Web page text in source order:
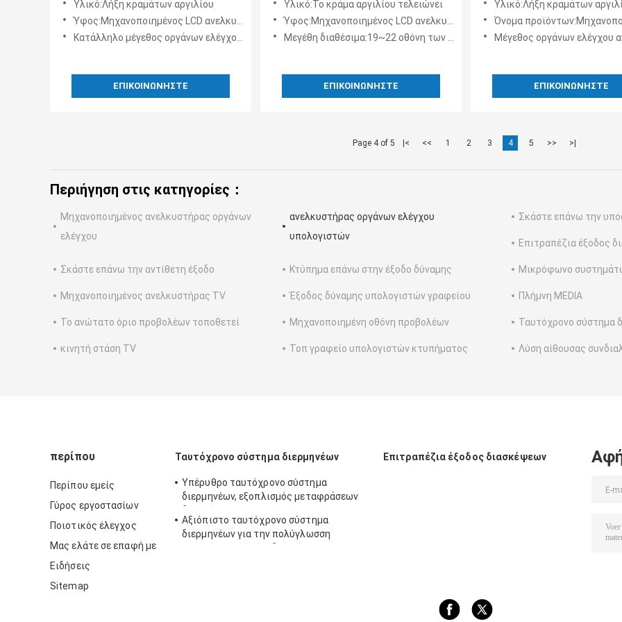
τηλεδιάσκεψης
Υλικό:Λήξη κραμάτων αργιλίου
Ύφος:Μηχανοποιημένος LCD ανελκυστήρας για το όργανο ελέγχου
Κατάλληλο μέγεθος οργάνων ελέγχου:17-19 οθόνη ίντσας
ΕΠΙΚΟΙΝΩΝΉΣΤΕ
Υλικό:Το κράμα αργιλίου τελειώνει
Ύφος:Μηχανοποιημένος LCD ανελκυστήρας για το όργανο ελέγχου και το μικρόφωνο
Μεγέθη διαθέσιμα:19~22 οθόνη των οδηγήσεων ίντσας
ΕΠΙΚΟΙΝΩΝΉΣΤΕ
κλίση οθόνης 60 βαθμού
Υλικό:Λήξη κραμάτων
Όνομα προϊόντων:Μηχανοποιημένος LCD ανελκυστήρας για
Μέγεθος οργάνων ελέγχου αντιστοιχιών:17-19
ΕΠΙΚΟΙΝΩΝΉΣΤΕ
Page 4 of 5 |< << 1 2 3 4 5 >> >|
Περιήγηση στις κατηγορίες：
Μηχανοποιημένος ανελκυστήρας οργάνων
ελέγχου
ανελκυστήρας οργάνων ελέγχου
υπολογιστών
Σκάστε επάνω την
Επιτραπέζια έξοδος
Σκάστε επάνω την αντίθετη έξοδο Κτύπημα επάνω στην έξοδο δύναμης Μικρόφωνο
Μηχανοποιημένος ανελκυστήρας TV Έξοδος δύναμης υπολογιστών γραφείου Πλήμνη MEDIA
Το ανώτατο όριο προβολέων τοποθετεί Μηχανοποιημένη οθόνη προβολέων Ταυτόχρονο σύστημα
κινητή στάση TV Τοπ γραφείο υπολογιστών κτυπήματος Λύση αίθουσας
περίπου
Περίπου εμείς
Γύρος εργοστασίων
Ποιοτικός έλεγχος
Μας ελάτε σε επαφή με
Ειδήσεις
Sitemap
Ταυτόχρονο σύστημα διερμηνέων
Υπέρυθρο ταυτόχρονο σύστημα
διερμηνέων, εξοπλισμός μεταφράσεων
Αξιόπιστο ταυτόχρονο σύστημα
διερμηνέων για την πολύγλωσση
Επιτραπέζια έξοδος διασκέψεων